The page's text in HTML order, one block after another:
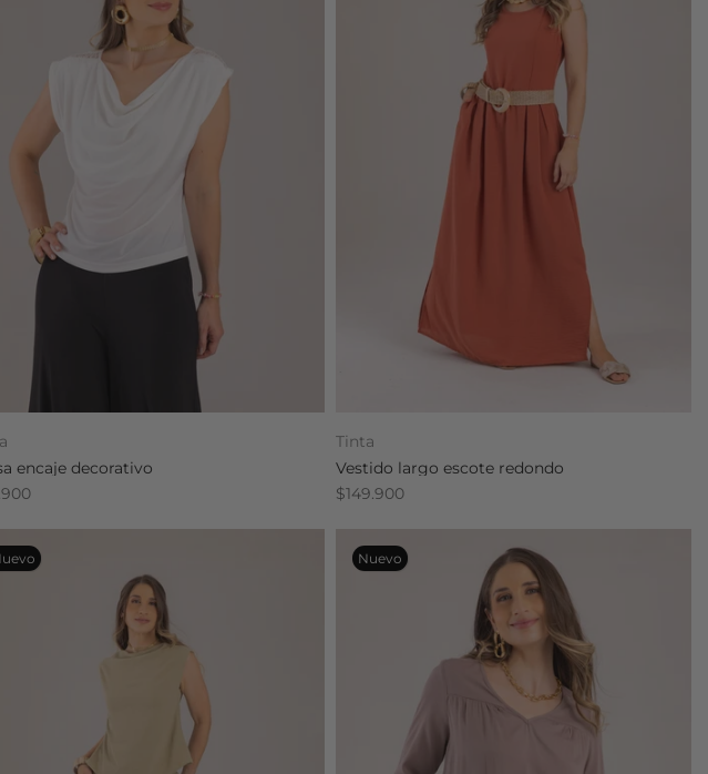
encaje decorativo
Tinta
Vestido largo escote redondo
$149.900
Nuevo